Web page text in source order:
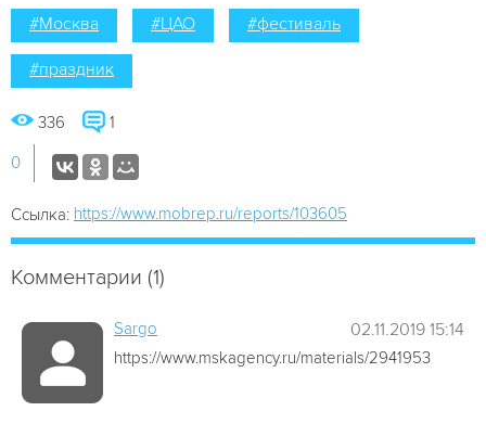
#Москва #ЦАО #фестиваль
#праздник
336 1
0
Ссылка: https://www.mobrep.ru/reports/103605
Комментарии (1)
Sargo 02.11.2019 15:14
https://www.mskagency.ru/materials/2941953